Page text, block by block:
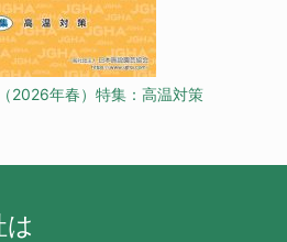
2026年春）特集：高温対策
は